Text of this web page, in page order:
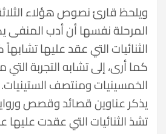
ويلحظ قارئ نصوص هؤلاء
المرحلة نفسها أن أدب المنفى
الثنائيات التي عقد عليها تشابهاً
كما أرى، إلى تشابه التجربة
الخمسينيات ومنتصف
يذكر عناوين قصائد وقصص
تشذ الثنائيات التي عقدت عليها